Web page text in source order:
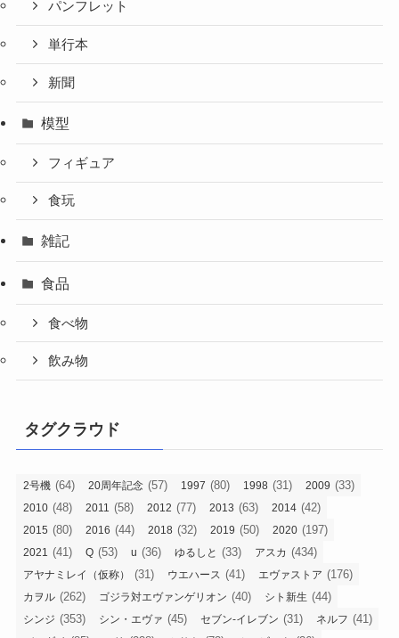
パンフレット
単行本
新聞
模型
フィギュア
食玩
雑記
食品
食べ物
飲み物
タグクラウド
2号機 (64) 20周年記念 (57) 1997 (80) 1998 (31) 2009 (33)
2010 (48) 2011 (58) 2012 (77) 2013 (63) 2014 (42)
2015 (80) 2016 (44) 2018 (32) 2019 (50) 2020 (197)
2021 (41) Q (53) u (36) ゆるしと (33) アスカ (434)
アヤナミレイ（仮称） (31) ウエハース (41) エヴァストア (176)
カヲル (262) ゴジラ対エヴァンゲリオン (40) シト新生 (44)
シンジ (353) シン・エヴァ (45) セブン-イレブン (31) ネルフ (41)